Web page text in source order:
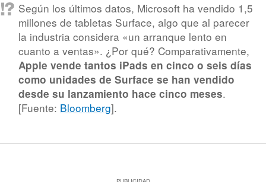
Según los últimos datos, Microsoft ha vendido 1,5
millones de tabletas Surface, algo que al parecer
la industria considera «un arranque lento en
cuanto a ventas». ¿Por qué? Comparativamente,
Apple vende tantos iPads en cinco o seis días
como unidades de Surface se han vendido
desde su lanzamiento hace cinco meses.
[Fuente: Bloomberg].